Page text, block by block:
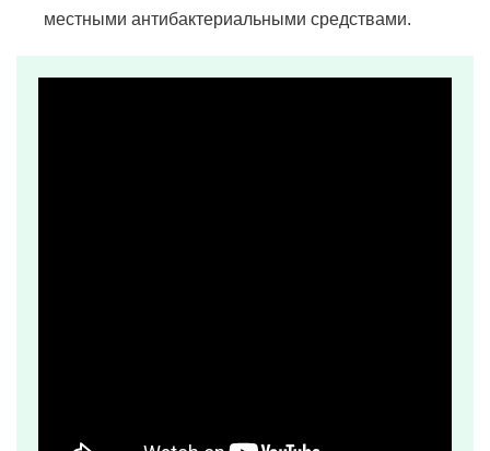
местными антибактериальными средствами.